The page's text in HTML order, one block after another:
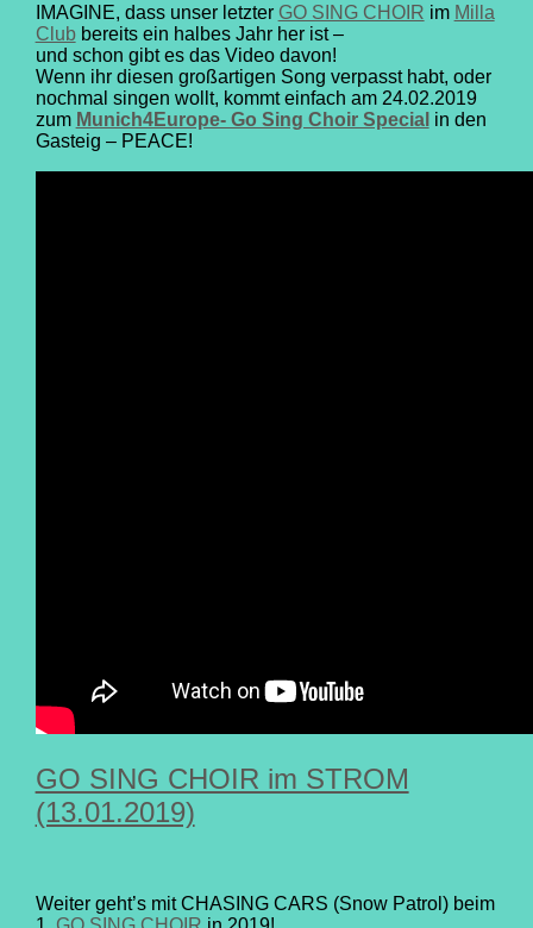
IMAGINE, dass unser letzter GO SING CHOIR im Milla
Clubbereits ein halbes Jahr her ist –
und schon gibt es das Video davon!
Wenn ihr diesen großartigen Song verpasst habt, oder
nochmal singen wollt, kommt einfach am 24.02.2019
zum Munich4Europe- Go Sing Choir Special in den
Gasteig – PEACE!
GO SING CHOIR im STROM
(13.01.2019)
Weiter geht’s mit CHASING CARS (Snow Patrol) beim